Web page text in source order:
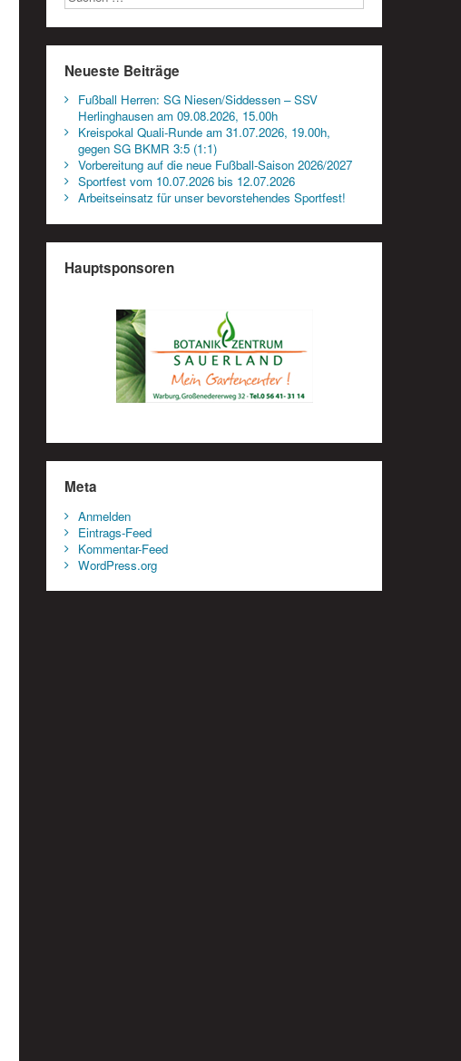
Neueste Beiträge
Fußball Herren: SG Niesen/Siddessen – SSV
Herlinghausen am 09.08.2026, 15.00h
Kreispokal Quali-Runde am 31.07.2026, 19.00h,
gegen SG BKMR 3:5 (1:1)
Vorbereitung auf die neue Fußball-Saison 2026/2027
Sportfest vom 10.07.2026 bis 12.07.2026
Arbeitseinsatz für unser bevorstehendes Sportfest!
Hauptsponsoren
Meta
Anmelden
Eintrags-Feed
Kommentar-Feed
WordPress.org